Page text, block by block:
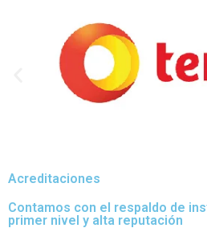
Acreditaciones
Contamos con el respaldo de
primer nivel y alta reputación